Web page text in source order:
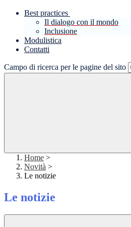
Best practices
Il dialogo con il mondo
Inclusione
Modulistica
Contatti
Campo di ricerca per le pagine del sito
Home >
Novità >
Le notizie
Le notizie